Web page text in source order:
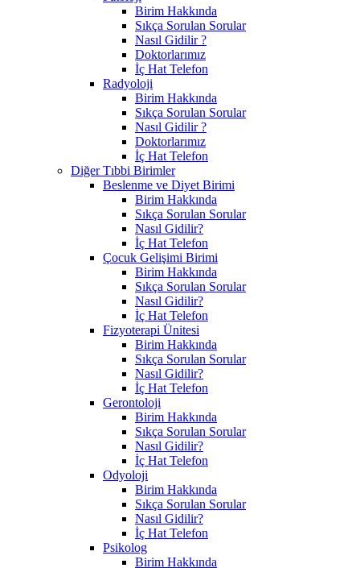
Birim Hakkında
Sıkça Sorulan Sorular
Nasıl Gidilir ?
Doktorlarımız
İç Hat Telefon
Radyoloji
Birim Hakkında
Sıkça Sorulan Sorular
Nasıl Gidilir ?
Doktorlarımız
İç Hat Telefon
Diğer Tıbbi Birimler
Beslenme ve Diyet Birimi
Birim Hakkında
Sıkça Sorulan Sorular
Nasıl Gidilir?
İç Hat Telefon
Çocuk Gelişimi Birimi
Birim Hakkında
Sıkça Sorulan Sorular
Nasıl Gidilir?
İç Hat Telefon
Fizyoterapi Ünitesi
Birim Hakkında
Sıkça Sorulan Sorular
Nasıl Gidilir?
İç Hat Telefon
Gerontoloji
Birim Hakkında
Sıkça Sorulan Sorular
Nasıl Gidilir?
İç Hat Telefon
Odyoloji
Birim Hakkında
Sıkça Sorulan Sorular
Nasıl Gidilir?
İç Hat Telefon
Psikolog
Birim Hakkında